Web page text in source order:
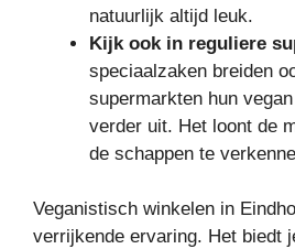
natuurlijk altijd leuk.
Kijk ook in reguliere
speciaalzaken breiden
supermarkten hun
verder uit. Het loont de
de schappen te
Veganistisch winkelen in
verrijkende ervaring. Het biedt